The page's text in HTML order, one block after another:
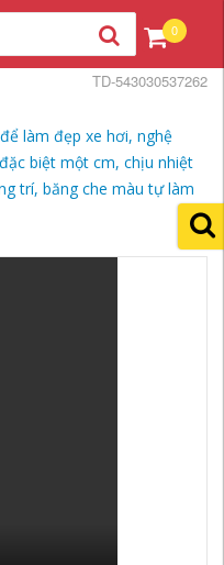
0
làm đẹp xe hơi, nghệ
biệt một cm, chịu nhiệt
trí, băng che màu tự làm
TD-543030537262